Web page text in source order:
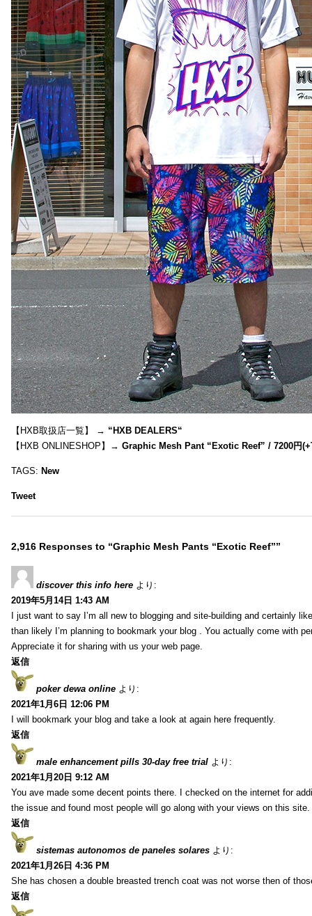
【HXB取扱店一覧】 → “HXB DEALERS“
【HXB ONLINESHOP】→ Graphic Mesh Pant “Exotic Reef” / 7200円
TAGS: New
Tweet
2,916 Responses to “Graphic Mesh Pants “Exotic Reef””
discover this info here より:
2019年5月14日 1:43 AM
I just want to say I’m all new to blogging and site-building and certainly
than likely I’m planning to bookmark your blog . You actually come with
Appreciate it for sharing with us your web page.
返信
poker dewa online より:
2021年1月6日 12:06 PM
I will bookmark your blog and take a look at again here frequently.
返信
male enhancement pills 30-day free trial より:
2021年1月20日 9:12 AM
You ave made some decent points there. I checked on the internet for
the issue and found most people will go along with your views on this site.
返信
sistemas autonomos de paneles solares より:
2021年1月26日 4:36 PM
She has chosen a double breasted trench coat was not worse then of
返信